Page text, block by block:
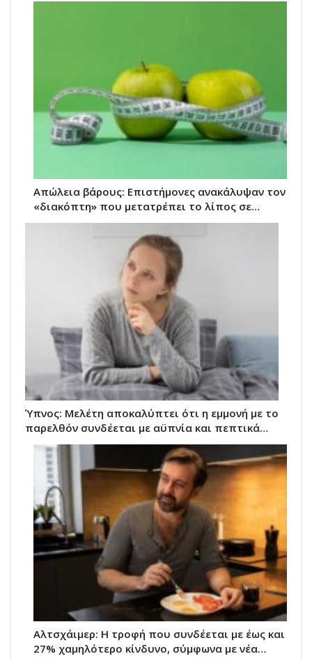
Απώλεια βάρους: Επιστήμονες ανακάλυψαν τον
«διακόπτη» που μετατρέπει το λίπος σε…
Ύπνος: Μελέτη αποκαλύπτει ότι η εμμονή με το
παρελθόν συνδέεται με αϋπνία και πεπτικά…
Αλτσχάιμερ: Η τροφή που συνδέεται με έως και
27% χαμηλότερο κίνδυνο, σύμφωνα με νέα…